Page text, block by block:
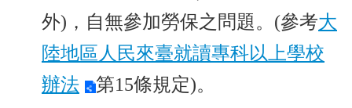
外)，自無參加勞保之問題。(參考大
陸地區人民來臺就讀專科以上學校
辦法
第15條規定)。